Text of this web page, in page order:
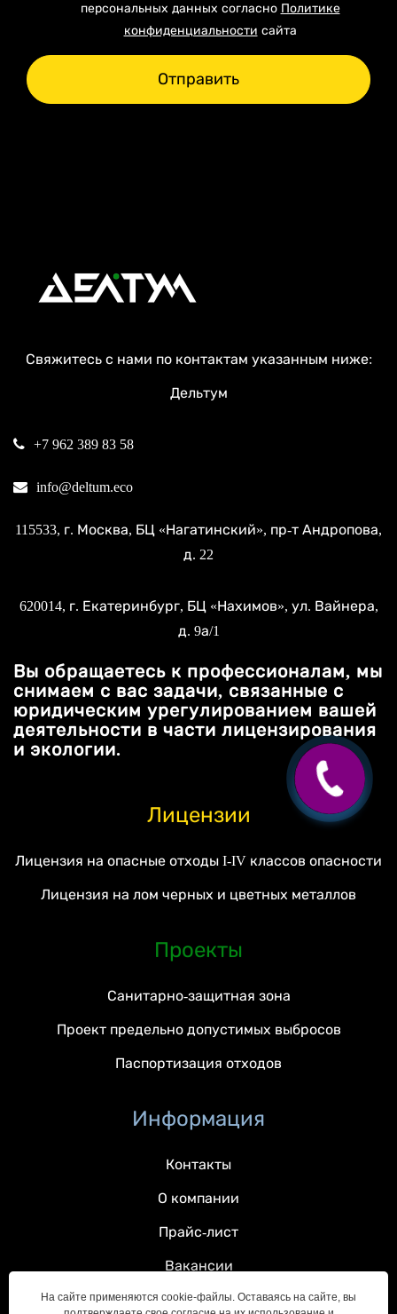
персональных данных согласно Политике
конфиденциальности сайта
Отправить
Свяжитесь с нами по контактам указанным ниже:
Дельтум
+7 962 389 83 58
info@deltum.eco
115533, г. Москва, БЦ «Нагатинский», пр-т Андропова,
д. 22
620014, г. Екатеринбург, БЦ «Нахимов», ул. Вайнера,
д. 9а/1
Вы обращаетесь к профессионалам, мы
снимаем с вас задачи, связанные с
юридическим урегулированием вашей
деятельности в части лицензирования
и экологии.
Лицензии
Лицензия на опасные отходы I-IV классов опасности
Лицензия на лом черных и цветных металлов
Проекты
Санитарно-защитная зона
Проект предельно допустимых выбросов
Паспортизация отходов
Информация
Контакты
О компании
Прайс-лист
Вакансии
На сайте применяются cookie-файлы. Оставаясь на сайте, вы